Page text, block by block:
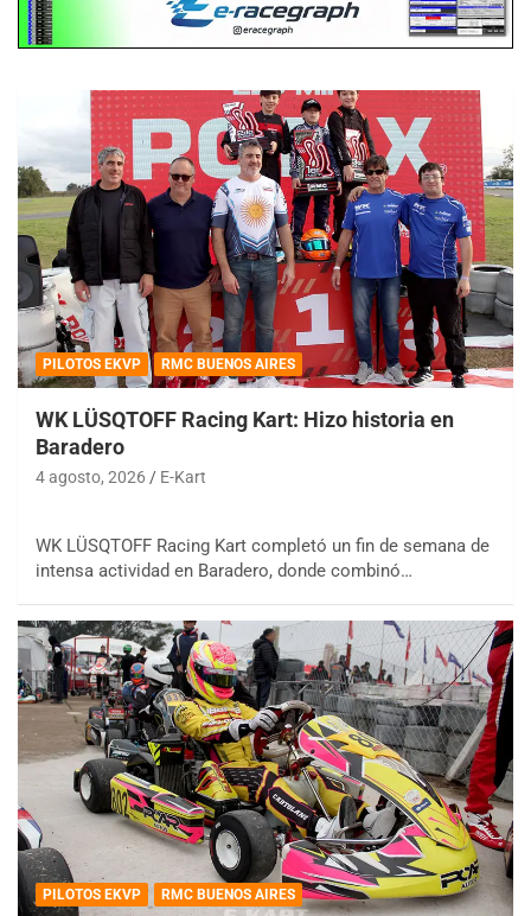
PILOTOS EKVP RMC BUENOS AIRES
WK LÜSQTOFF Racing Kart: Hizo historia en
Baradero
4 agosto, 2026 E-Kart
WK LÜSQTOFF Racing Kart completó un fin de semana de
intensa actividad en Baradero, donde combinó…
PILOTOS EKVP RMC BUENOS AIRES